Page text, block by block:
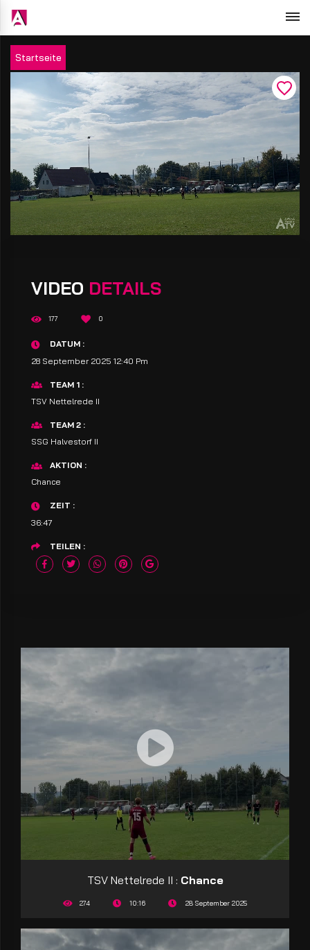
Startseite
VIDEO DETAILS
177 0
DATUM
28 September 2025 12:40 Pm
TEAM 1
TSV Nettelrede II
TEAM 2
SSG Halvestorf II
AKTION
Chance
ZEIT
36:47
TEILEN
TSV Nettelrede II : Chance
274 10:16 28 September 2025